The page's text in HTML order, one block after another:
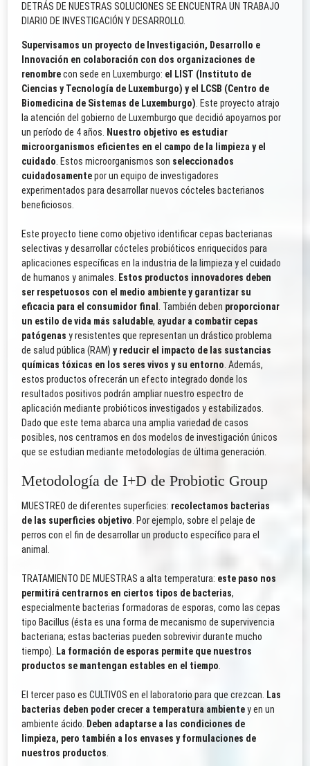
DETRÁS DE NUESTRAS SOLUCIONES SE ENCUENTRA UN TRABAJO
DIARIO DE INVESTIGACIÓN Y DESARROLLO.
Supervisamos un proyecto de Investigación, Desarrollo e
Innovación en colaboración con dos organizaciones de
renombrecon sede en Luxemburgo: el LIST (Instituto de
Ciencias y Tecnología de Luxemburgo) y el LCSB (Centro de
Biomedicina de Sistemas de Luxemburgo) . Este proyecto atrajo
la atención del gobierno de Luxemburgo que decidió apoyarnos por
un período de 4 años.
Nuestro objetivo es estudiar
microorganismos eficientes en el campo de la limpieza y el
cuidado . Estos microorganismos son seleccionados
cuidadosamentepor un equipo de investigadores
experimentados para desarrollar nuevos cócteles bacterianos
beneficiosos.
Este proyecto tiene como objetivo identificar cepas bacterianas
selectivas y desarrollar cócteles probióticos enriquecidos para
aplicaciones específicas en la industria de la limpieza y el cuidado
de humanos y animales.
Estos productos innovadores deben
ser respetuosos con el medio ambiente y garantizar su
eficacia para el consumidor final
. También deben proporcionar
un estilo de vida más saludable, ayudar a combatir cepas
patógenas y resistentes que representan un drástico problema
de salud pública (RAM)y reducir el impacto de las sustancias
químicas tóxicas en los seres vivos y su entorno . Además,
estos productos ofrecerán un efecto integrado donde los
resultados positivos podrán ampliar nuestro espectro de
aplicación mediante probióticos investigados y estabilizados.
Dado que este tema abarca una amplia variedad de casos
posibles, nos centramos en dos modelos de investigación únicos
que se estudian mediante metodologías de última generación.
Metodología de I+D de Probiotic Group
MUESTREO de diferentes superficies: recolectamos bacterias
de las superficies objetivo . Por ejemplo, sobre el pelaje de
perros con el fin de desarrollar un producto específico para el
animal.
TRATAMIENTO DE MUESTRAS a alta temperatura: este paso nos
permitirá centrarnos en ciertos tipos de bacterias,
especialmente bacterias formadoras de esporas, como las cepas
tipo Bacillus (ésta es una forma de mecanismo de supervivencia
bacteriana; estas bacterias pueden sobrevivir durante mucho
tiempo).
La formación de esporas permite que nuestros
productos se mantengan estables en el tiempo
El tercer paso es CULTIVOS en el laboratorio para que crezcan.
Las
bacterias deben poder crecer a temperatura ambientey en un
ambiente ácido.
Deben adaptarse a las condiciones de
limpieza, pero también a los envases y formulaciones de
nuestros productos